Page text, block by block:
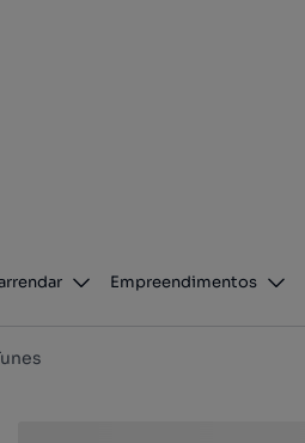
Empreendimentos